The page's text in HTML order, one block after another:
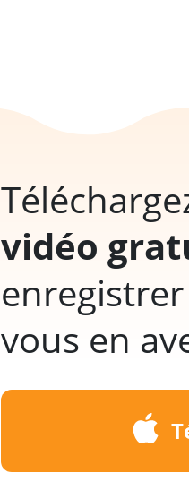
vidéo
vous en